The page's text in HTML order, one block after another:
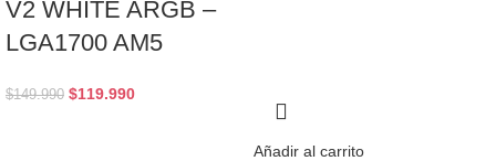
V2 WHITE ARGB –
LGA1700 AM5
$149.990 $119.990
Añadir al carrito